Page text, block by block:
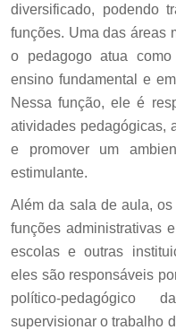
diversificado, podendo
funções. Uma das áreas
o pedagogo atua
ensino fundamental e
Nessa função, ele é
atividades pedagógicas,
e promover um
estimulante.
Além da sala de aula,
funções administrativas
escolas e outras
eles são responsáveis
político-pedagógico
supervisionar o trabalho